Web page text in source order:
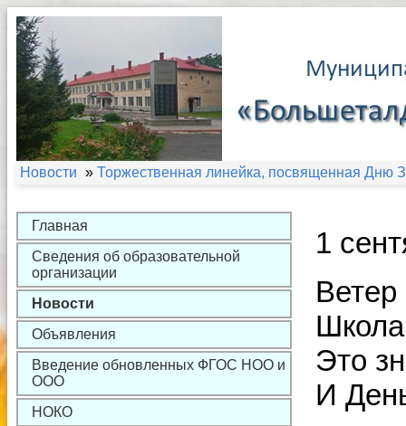
Новости » Торжественная линейка, посвященная Дню
Главная
Сведения об образовательной
организации
Новости
Объявления
Введение обновленных ФГОС НОО и
ООО
НОКО
1
Ветер
Это
И